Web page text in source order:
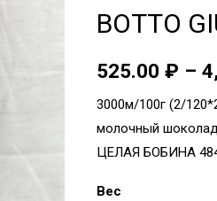
BOTTO
525.00₽ –
3000м/100г (2/
молочный
ЦЕЛАЯ БОБИНА
Вес